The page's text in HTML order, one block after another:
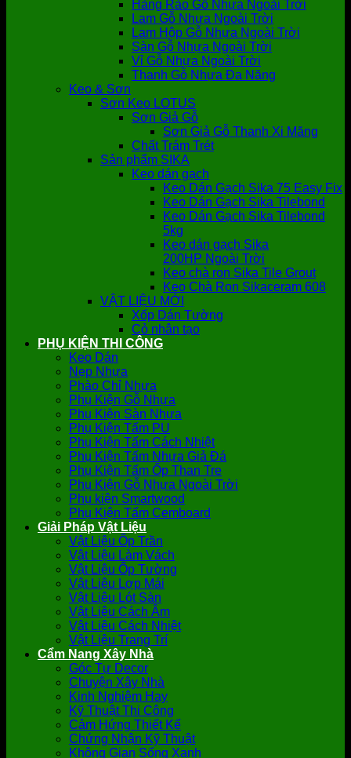
Hàng Rào Gỗ Nhựa Ngoài Trời
Lam Gỗ Nhựa Ngoài Trời
Lam Hộp Gỗ Nhựa Ngoài Trời
Sàn Gỗ Nhựa Ngoài Trời
Vỉ Gỗ Nhựa Ngoài Trời
Thanh Gỗ Nhựa Đa Năng
Keo & Sơn
Sơn Keo LOTUS
Sơn Giả Gỗ
Sơn Giả Gỗ Thanh Xi Măng
Chất Trám Trét
Sản phẩm SIKA
Keo dán gạch
Keo Dán Gạch Sika 75 Easy Fix
Keo Dán Gạch Sika Tilebond
Keo Dán Gạch Sika Tilebond
5kg
Keo dán gạch Sika
200HP Ngoài Trời
Keo chà ron Sika Tile Grout
Keo Chà Ron Sikaceram 608
VẬT LIỆU MỚI
Xốp Dán Tường
Cỏ nhân tạo
PHỤ KIỆN THI CÔNG
Keo Dán
Nẹp Nhựa
Phào Chỉ Nhựa
Phụ Kiện Gỗ Nhựa
Phụ Kiện Sàn Nhựa
Phụ Kiện Tấm PU
Phụ Kiện Tấm Cách Nhiệt
Phụ Kiện Tấm Nhựa Giả Đá
Phụ Kiện Tấm Ốp Than Tre
Phụ Kiện Gỗ Nhựa Ngoài Trời
Phụ kiện Smartwood
Phụ Kiện Tấm Cemboard
Giải Pháp Vật Liệu
Vật Liệu Ốp Trần
Vật Liệu Làm Vách
Vật Liệu Ốp Tường
Vật Liệu Lợp Mái
Vật Liệu Lót Sàn
Vật Liệu Cách Âm
Vật Liệu Cách Nhiệt
Vật Liệu Trang Trí
Cẩm Nang Xây Nhà
Góc Tự Decor
Chuyện Xây Nhà
Kinh Nghiệm Hay
Kỹ Thuật Thi Công
Cảm Hứng Thiết Kế
Chứng Nhận Kỹ Thuật
Không Gian Sống Xanh